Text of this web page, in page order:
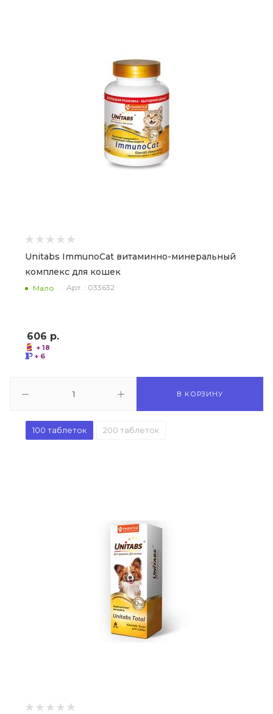
Unitabs ImmunoCat витаминно-минеральный
комплекс для кошек
Мало Арт. : 033632
606 р.
+ 18
+ 6
В КОРЗИНУ
100 таблеток 200 таблеток